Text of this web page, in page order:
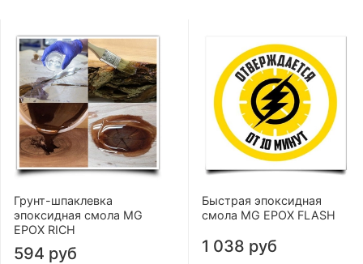
Грунт-шпаклевка
эпоксидная смола MG
EPOX RICH
594 руб
Быстрая эпоксидная
смола MG EPOX FLASH
1 038 руб